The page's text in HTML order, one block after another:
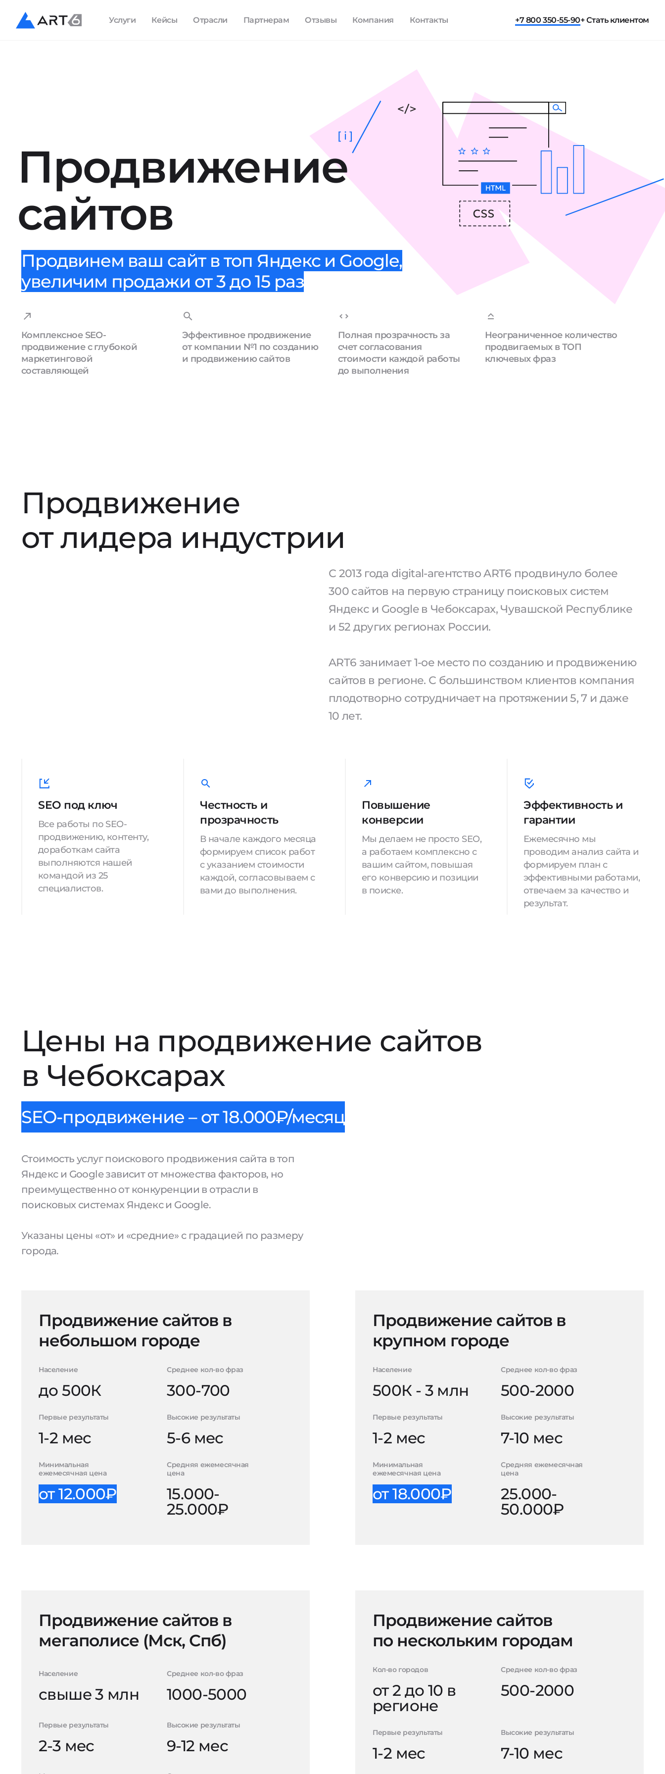
Услуги Кейсы Отрасли Партнерам Отзывы Компания Контакты +7 800 350-55-90+ Стать клиентом
Продвижение
сайтов
[ i ]
Продвинем ваш сайт в топ Яндекс и Google,
увеличим продажи от 3 до 15 раз
Комплексное SEO-
продвижение с глубокой
маркетинговой
составляющей
Эффективное продвижение
от компании №1 по созданию
и продвижению сайтов
Полная прозрачность за
счет согласования
стоимости каждой работы
до выполнения
Неограниченное количество
продвигаемых в ТОП
ключевых фраз
Продвижение
от лидера индустрии
С 2013 года digital-агентство ART6 продвинуло более
300 сайтов на первую страницу поисковых систем
Яндекс и Google в Чебоксарах, Чувашской Республике
и 52 других регионах России.
ART6 занимает 1-ое место по созданию и продвижению
сайтов в регионе. С большинством клиентов компания
плодотворно сотрудничает на протяжении 5, 7 и даже
10 лет.
SEO под ключ
Все работы по SEO-
продвижению, контенту,
доработкам сайта
выполняются нашей
командой из 25
специалистов.
Честность и
прозрачность
В начале каждого месяца
формируем список работ
с указанием стоимости
каждой, согласовываем с
вами до выполнения.
Повышение
конверсии
Мы делаем не просто SEO,
а работаем комплексно с
вашим сайтом, повышая
его конверсию и позиции
в поиске.
Эффективность и
гарантии
Ежемесячно мы
проводим анализ сайта и
формируем план с
эффективными работами,
отвечаем за качество и
результат.
Цены на продвижение сайтов
в Чебоксарах
SEO-продвижение – от 18.000₽/месяц
Стоимость услуг поискового продвижения сайта в топ
Яндекс и Google зависит от множества факторов, но
преимущественно от конкуренции в отрасли в
поисковых системах Яндекс и Google.
Указаны цены «от» и «средние» с градацией по размеру
города.
Продвижение сайтов в
небольшом городе
Население
до 500К
Среднее кол-во фраз
300-700
Первые результаты
1-2 мес
Высокие результаты
5-6 мес
Минимальная
ежемесячная цена
от 12.000₽
Средняя ежемесячная
цена
15.000-
25.000₽
Продвижение сайтов в
крупном городе
Население
500К - 3 млн
Среднее кол-во фраз
500-2000
Первые результаты
1-2 мес
Высокие результаты
7-10 мес
Минимальная
ежемесячная цена
от 18.000₽
Средняя ежемесячная
цена
25.000-
50.000₽
Продвижение сайтов в
мегаполисе (Мск, Спб)
Население
свыше 3 млн
Среднее кол-во фраз
1000-5000
Первые результаты
2-3 мес
Высокие результаты
9-12 мес
Продвижение сайтов
по нескольким городам
Кол-во городов
от 2 до 10 в
регионе
Среднее кол-во фраз
500-2000
Первые результаты
1-2 мес
Высокие результаты
7-10 мес